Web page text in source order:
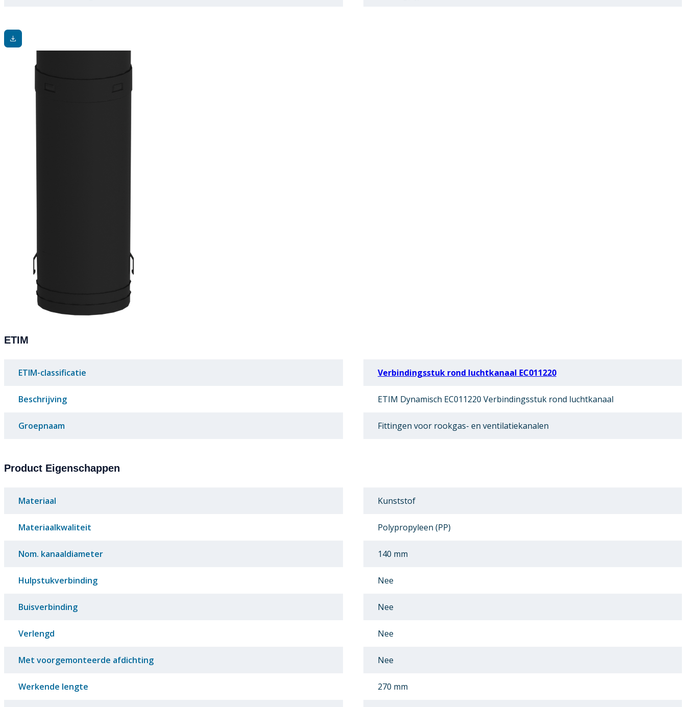
ETIM
ETIM-classificatie Verbindingsstuk rond luchtkanaal EC011220
Beschrijving ETIM Dynamisch EC011220 Verbindingsstuk rond luchtkanaal
Groepnaam Fittingen voor rookgas- en ventilatiekanalen
Product Eigenschappen
Materiaal Kunststof
Materiaalkwaliteit Polypropyleen (PP)
Nom. kanaaldiameter 140 mm
Hulpstukverbinding Nee
Buisverbinding Nee
Verlengd Nee
Met voorgemonteerde afdichting Nee
Werkende lengte 270 mm